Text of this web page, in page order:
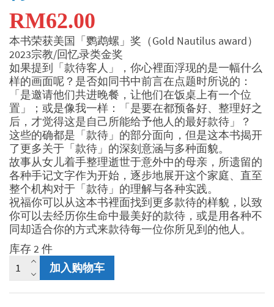
RM62.00
本书荣获美国「鹦鹉螺」奖（Gold Nautilus award）
2023宗教/回忆录类金奖
如果提到「款待客人」，你心裡面浮现的是一幅什么
样的画面呢？是否如同书中前言在点题时所说的：
「是邀请他们共进晚餐，让他们在饭桌上有一个位
置」；或是像我一样：「是要在都预备好、整理好之
后，才觉得这是自己所能给予他人的最好款待」？
这些的确都是「款待」的部分面向，但是这本书揭开
了更多关于「款待」的深刻意涵与多种面貌。
故事从女儿着手整理逝世于意外中的母亲，所遗留的
各种手记文字作为开始，逐步地展开这个家庭、直至
整个机构对于「款待」的理解与各种实践。
祝福你可以从这本书裡面找到更多款待的样貌，以致
你可以去经历你生命中最美好的款待，或是用各种不
同却适合你的方式来款待每一位你所见到的他人。
库存 2 件
一
同
加入购物车